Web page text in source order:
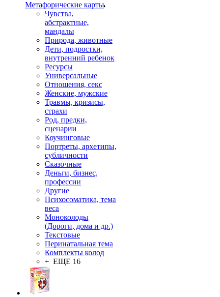
Mетафорические карты
Чувства,
абстрактные,
мандалы
Природа, животные
Дети, подростки,
внутренний ребенок
Ресурсы
Универсальные
Отношения, секс
Женские, мужские
Травмы, кризисы,
страхи
Род, предки,
сценарии
Коучинговые
Портреты, архетипы,
субличности
Сказочные
Деньги, бизнес,
профессии
Другие
Психосоматика, тема
веса
Моноколоды
(Дороги, дома и др.)
Текстовые
Перинатальная тема
Комплекты колод
+ ЕЩЕ 16